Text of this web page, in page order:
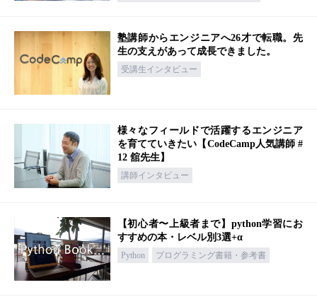
塾講師からエンジニアへ26才で転職。先
生の支えがあって成長できました。
受講生インタビュー
様々なフィールドで活躍するエンジニア
を育てていきたい【CodeCamp人気講師 #
12 舘先生】
講師インタビュー
【初心者〜上級者まで】python学習にお
すすめの本・レベル別3選+α
Python プログラミング書籍・参考書